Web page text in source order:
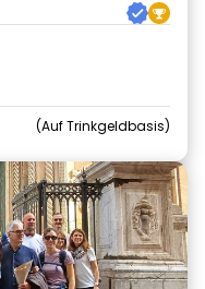
Auf Trinkgeldbasis